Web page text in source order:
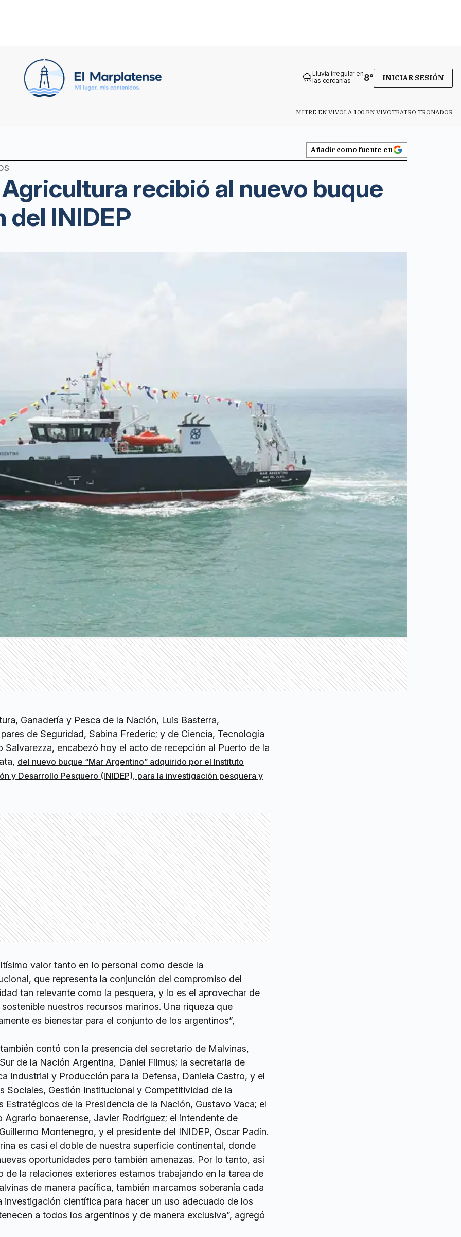
Lluvia irregular en
las cercanías
8° INICIAR SESIÓN
MITRE EN VIVOLA 100 EN VIVOTEATRO TRONADOR
Añadir como fuente en
recibió al nuevo buque
INIDEP
Ganadería y Pesca de la Nación, Luis Basterra,
de Seguridad, Sabina Frederic; y de Ciencia, Tecnología
Salvarezza, encabezó hoy el acto de recepción al Puerto de la
del nuevo buque “Mar Argentino” adquirido por el Instituto
y Desarrollo Pesquero (INIDEP), para la investigación pesquera y
valor tanto en lo personal como desde la
que representa la conjunción del compromiso del
tan relevante como la pesquera, y lo es el aprovechar de
nuestros recursos marinos. Una riqueza que
es bienestar para el conjunto de los argentinos”,
contó con la presencia del secretario de Malvinas,
de la Nación Argentina, Daniel Filmus; la secretaria de
Industrial y Producción para la Defensa, Daniela Castro, y el
Sociales, Gestión Institucional y Competitividad de la
Estratégicos de la Presidencia de la Nación, Gustavo Vaca; el
Agrario bonaerense, Javier Rodríguez; el intendente de
Montenegro, y el presidente del INIDEP, Oscar Padín.
es casi el doble de nuestra superficie continental, donde
oportunidades pero también amenazas. Por lo tanto, así
de la relaciones exteriores estamos trabajando en la tarea de
de manera pacífica, también marcamos soberanía cada
investigación científica para hacer un uso adecuado de los
a todos los argentinos y de manera exclusiva”, agregó